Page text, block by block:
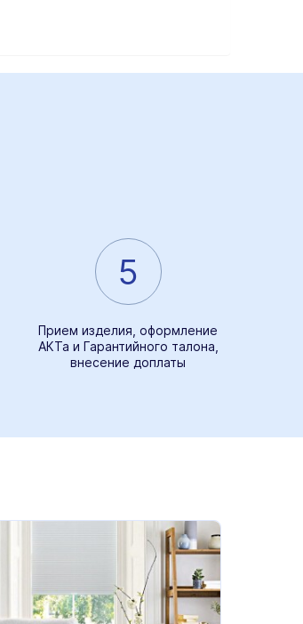
5
Прием изделия, оформление
АКТа и Гарантийного талона,
внесение доплаты